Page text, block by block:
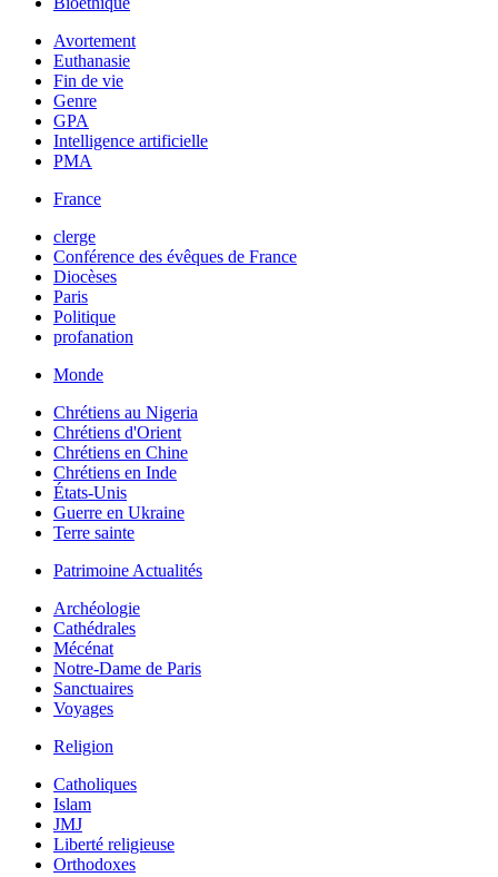
Avortement
Euthanasie
Fin de vie
Genre
GPA
Intelligence artificielle
PMA
France
clerge
Conférence des évêques de France
Diocèses
Paris
Politique
profanation
Monde
Chrétiens au Nigeria
Chrétiens d'Orient
Chrétiens en Chine
Chrétiens en Inde
États-Unis
Guerre en Ukraine
Terre sainte
Patrimoine Actualités
Archéologie
Cathédrales
Mécénat
Notre-Dame de Paris
Sanctuaires
Voyages
Religion
Catholiques
Islam
JMJ
Liberté religieuse
Orthodoxes